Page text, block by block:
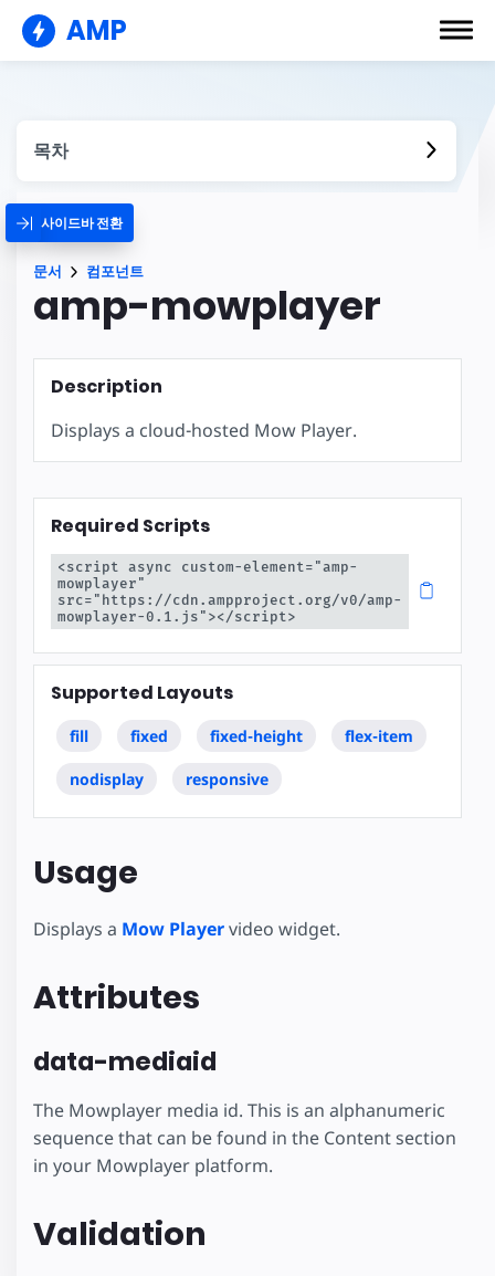
AMP
목차
사이드바 전환
문서 컴포넌트
amp-mowplayer
Description
Displays a cloud-hosted Mow Player.
Required Scripts
<script async custom-element="amp-
mowplayer"
src="https://cdn.ampproject.org/v0/amp-
mowplayer-0.1.js"></script>
Supported Layouts
fill fixed fixed-height flex-item
nodisplay responsive
Usage
Displays a Mow Playervideo widget.
Attributes
data-mediaid
The Mowplayer media id. This is an alphanumeric
sequence that can be found in the Content section
in your Mowplayer platform.
Validation